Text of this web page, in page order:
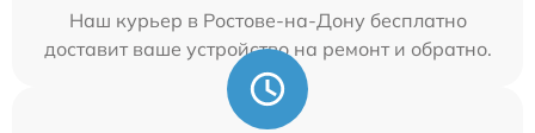
Наш курьер в Ростове-на-Дону бесплатно
доставит ваше устройство на ремонт и обратно.